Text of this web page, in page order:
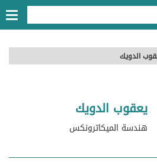
الدويك
يعقوب الدويك
هندسة الميكاترونكس